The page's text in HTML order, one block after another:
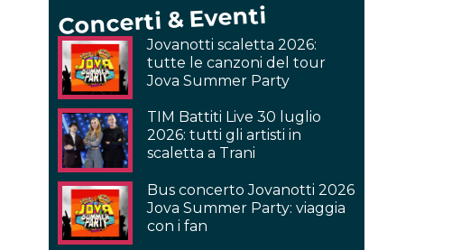
Concerti & Eventi
Jovanotti scaletta 2026:
tutte le canzoni del tour
Jova Summer Party
TIM Battiti Live 30 luglio
2026: tutti gli artisti in
scaletta a Trani
Bus concerto Jovanotti 2026
Jova Summer Party: viaggia
con i fan